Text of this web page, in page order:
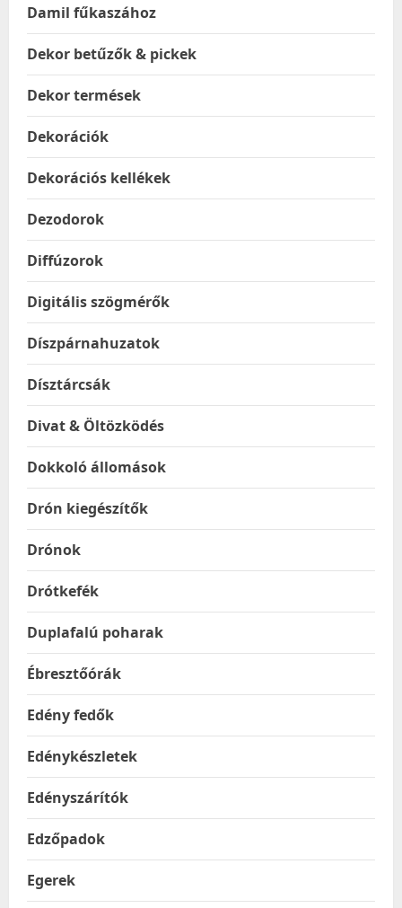
Damil fűkaszához
Dekor betűzők & pickek
Dekor termések
Dekorációk
Dekorációs kellékek
Dezodorok
Diffúzorok
Digitális szögmérők
Díszpárnahuzatok
Dísztárcsák
Divat & Öltözködés
Dokkoló állomások
Drón kiegészítők
Drónok
Drótkefék
Duplafalú poharak
Ébresztőórák
Edény fedők
Edénykészletek
Edényszárítók
Edzőpadok
Egerek